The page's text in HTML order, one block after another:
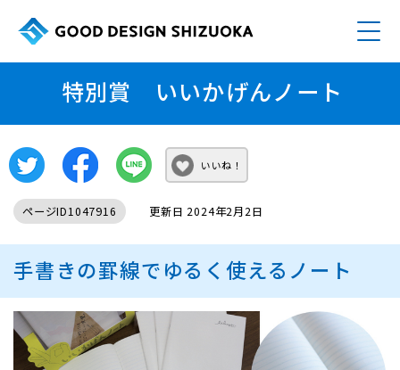
特別賞 いいかげんノート
いいね！
ページID1047916 更新日 2024年2月2日
手書きの罫線でゆるく使えるノート